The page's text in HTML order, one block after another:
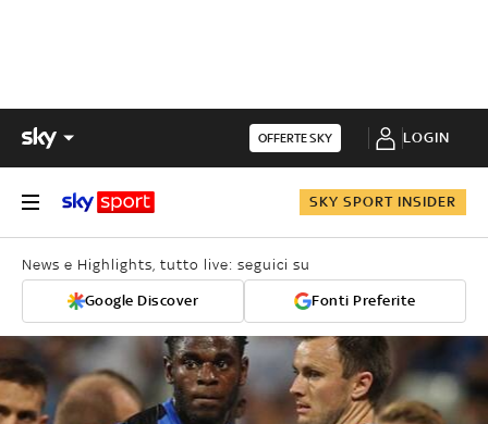
OFFERTE SKY LOGIN
SKY SPORT INSIDER
News e Highlights, tutto live: seguici su
Google Discover Fonti Preferite